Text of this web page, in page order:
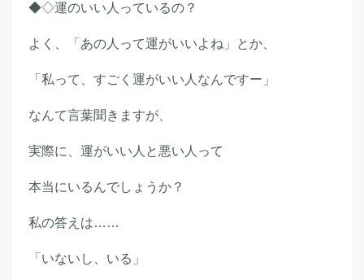
◆◇運のいい人っているの？
よく、「あの人って運がいいよね」とか、
「私って、すごく運がいい人なんですー」
なんて言葉聞きますが、
実際に、運がいい人と悪い人って
本当にいるんでしょうか？
私の答えは……
「いないし、いる」